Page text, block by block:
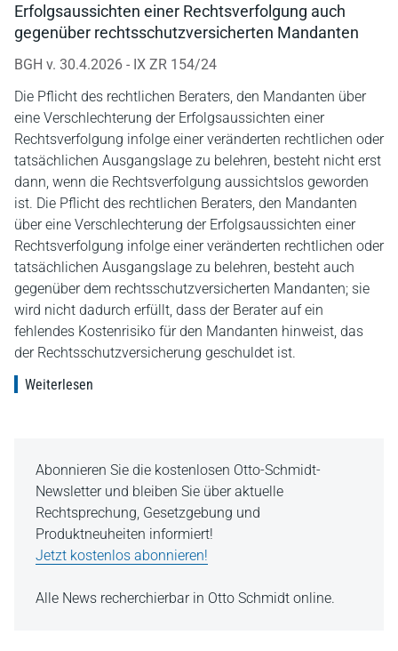
Erfolgsaussichten einer Rechtsverfolgung auch
gegenüber rechtsschutzversicherten Mandanten
BGH v. 30.4.2026 - IX ZR 154/24
Die Pflicht des rechtlichen Beraters, den Mandanten über
eine Verschlechterung der Erfolgsaussichten einer
Rechtsverfolgung infolge einer veränderten rechtlichen oder
tatsächlichen Ausgangslage zu belehren, besteht nicht erst
dann, wenn die Rechtsverfolgung aussichtslos geworden
ist. Die Pflicht des rechtlichen Beraters, den Mandanten
über eine Verschlechterung der Erfolgsaussichten einer
Rechtsverfolgung infolge einer veränderten rechtlichen oder
tatsächlichen Ausgangslage zu belehren, besteht auch
gegenüber dem rechtsschutzversicherten Mandanten; sie
wird nicht dadurch erfüllt, dass der Berater auf ein
fehlendes Kostenrisiko für den Mandanten hinweist, das
der Rechtsschutzversicherung geschuldet ist.
Weiterlesen
Abonnieren Sie die kostenlosen Otto-Schmidt-
Newsletter und bleiben Sie über aktuelle
Rechtsprechung, Gesetzgebung und
Produktneuheiten informiert!
Jetzt kostenlos abonnieren!
Alle News recherchierbar in Otto Schmidt online.